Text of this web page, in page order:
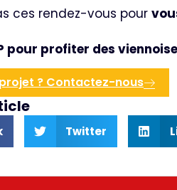
ces rendez-vous pour
pour profiter des
? Contactez-nous
Twitter